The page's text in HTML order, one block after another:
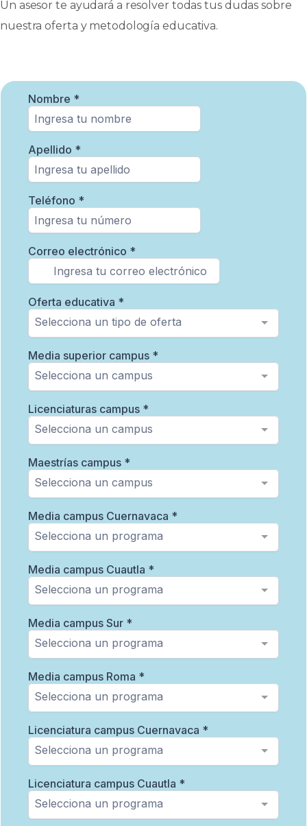
Un asesor te ayudará a resolver todas tus dudas sobre
nuestra oferta y metodología educativa.